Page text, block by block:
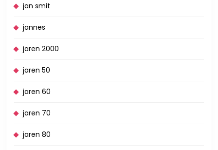
jan smit
jannes
jaren 2000
jaren 50
jaren 60
jaren 70
jaren 80